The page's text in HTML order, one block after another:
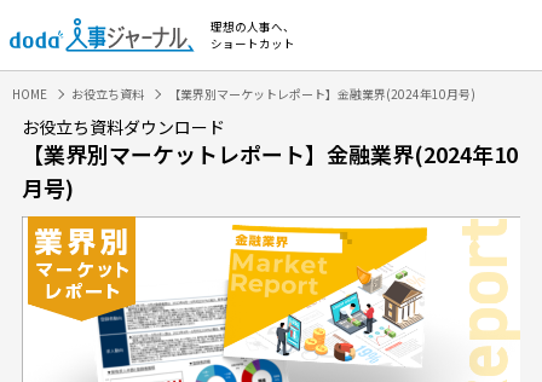
理想の人事へ、
ショートカット
HOME お役立ち資料 【業界別マーケットレポート】金融業界(2024年10月号)
お役立ち資料ダウンロード
【業界別マーケットレポート】金融業界(2024年10
月号)